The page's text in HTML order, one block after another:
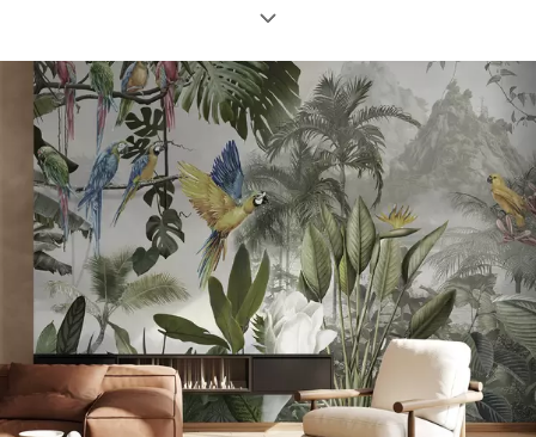
Фільтр по тематиці
Орієнтація зображення
Фільр по кольору
Розумний
Очистити всі фільтри